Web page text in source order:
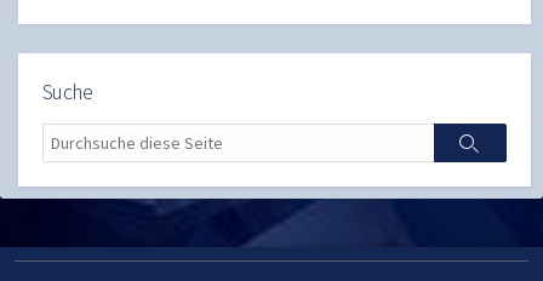
Suche
Search
Search